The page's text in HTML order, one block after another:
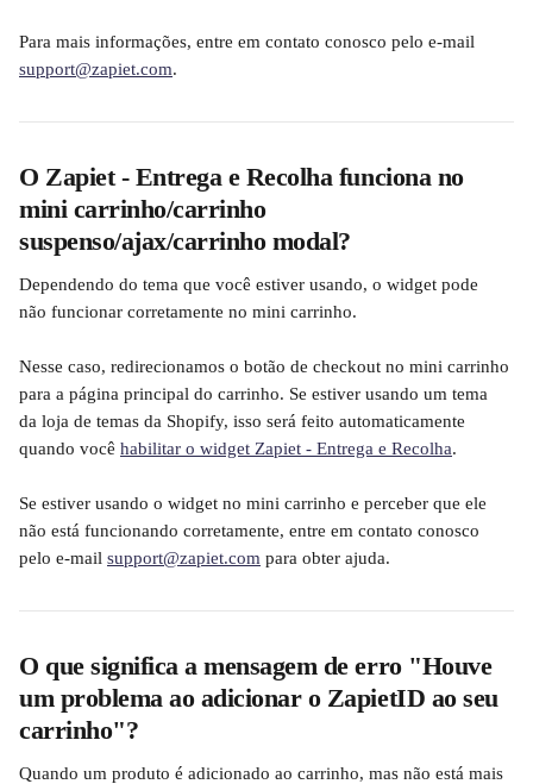
Para mais informações, entre em contato conosco pelo e-mail
support@zapiet.com.
O Zapiet - Entrega e Recolha funciona no
mini carrinho/carrinho
suspenso/ajax/carrinho modal?
Dependendo do tema que você estiver usando, o widget pode
não funcionar corretamente no mini carrinho.
Nesse caso, redirecionamos o botão de checkout no mini carrinho
para a página principal do carrinho. Se estiver usando um tema
da loja de temas da Shopify, isso será feito automaticamente
quando você habilitar o widget Zapiet - Entrega e Recolha.
Se estiver usando o widget no mini carrinho e perceber que ele
não está funcionando corretamente, entre em contato conosco
pelo e-mail support@zapiet.com para obter ajuda.
O que significa a mensagem de erro "Houve
um problema ao adicionar o ZapietID ao seu
carrinho"?
Quando um produto é adicionado ao carrinho, mas não está mais